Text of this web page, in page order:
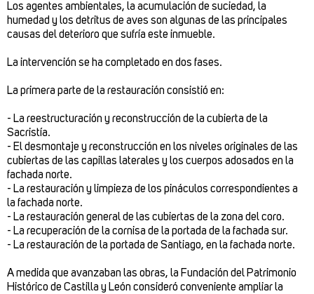
Los agentes ambientales, la acumulación de suciedad, la
humedad y los detritus de aves son algunas de las principales
causas del deterioro que sufría este inmueble.
La intervención se ha completado en dos fases.
La primera parte de la restauración consistió en:
- La reestructuración y reconstrucción de la cubierta de la
Sacristía.
- El desmontaje y reconstrucción en los niveles originales de las
cubiertas de las capillas laterales y los cuerpos adosados en la
fachada norte.
- La restauración y limpieza de los pináculos correspondientes a
la fachada norte.
- La restauración general de las cubiertas de la zona del coro.
- La recuperación de la cornisa de la portada de la fachada sur.
- La restauración de la portada de Santiago, en la fachada norte.
A medida que avanzaban las obras, la Fundación del Patrimonio
Histórico de Castilla y León consideró conveniente ampliar la